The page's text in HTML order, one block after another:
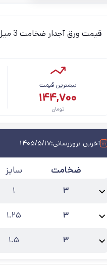
بیشترین قیمت
۱۴۴,۷۰۰
تومان
آخرین بروزرسانی:۱۴۰۵/۵/۱۷
ضخامت سایز
۳ ۱
۳ ۱.۲۵
۳ ۱.۵